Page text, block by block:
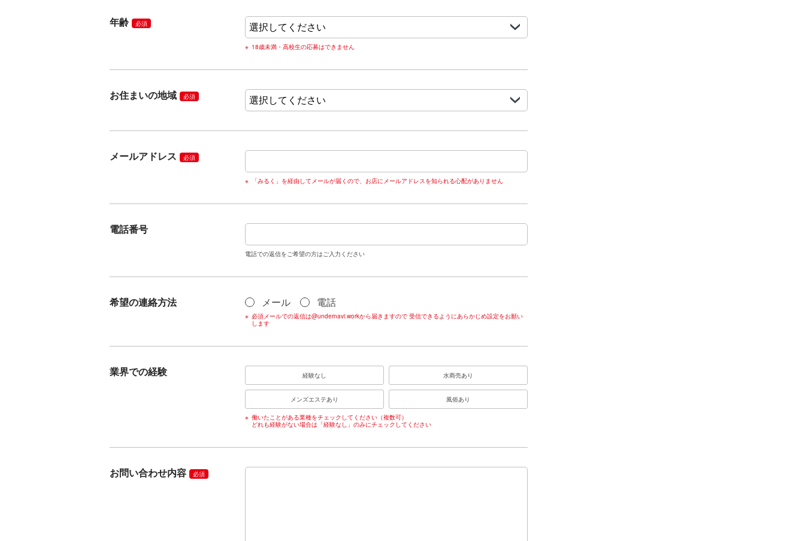
年齢 必須
18歳未満・高校生の応募はできません
お住まいの地域 必須
メールアドレス 必須
「みるく」を経由してメールが届くので、お店にメールアドレスを知られる心配がありません
電話番号
電話での返信をご希望の方はご入力ください
希望の連絡方法 メール 電話
必須メールでの返信は@undernavi.workから届きますので 受信できるようにあらかじめ設定をお願い
します
業界での経験 経験なし 水商売あり
メンズエステあり 風俗あり
働いたことがある業種をチェックしてください（複数可）
どれも経験がない場合は「経験なし」のみにチェックしてください
お問い合わせ内容 必須